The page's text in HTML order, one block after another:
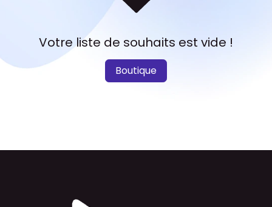
Votre liste de souhaits est vide !
Boutique